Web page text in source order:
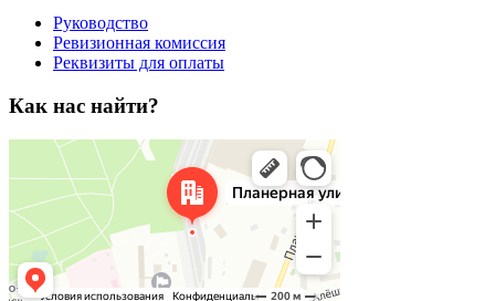
Руководство
Ревизионная комиссия
Реквизиты для оплаты
Как нас найти?